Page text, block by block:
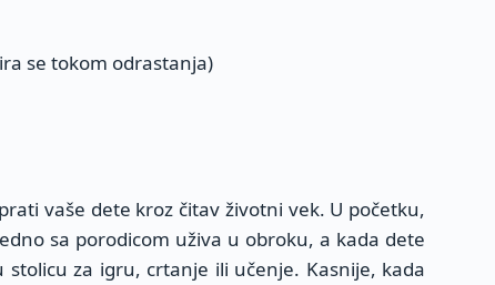
se tokom odrastanja)
vaše dete kroz čitav životni vek. U početku,
sa porodicom uživa u obroku, a kada dete
za igru, crtanje ili učenje. Kasnije, kada